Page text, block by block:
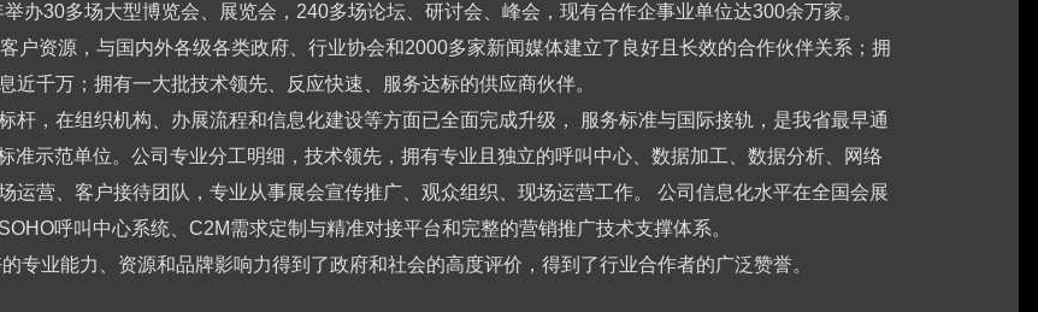
办30多场大型博览会、展览会，240多场论坛、研讨会、峰会，现有合作企事业单位达300余万家。
户资源，与国内外各级各类政府、行业协会和2000多家新闻媒体建立了良好且长效的合作伙伴关系；拥
近千万；拥有一大批技术领先、反应快速、服务达标的供应商伙伴。
杆，在组织机构、办展流程和信息化建设等方面已全面完成升级， 服务标准与国际接轨，是我省最早通
准示范单位。公司专业分工明细，技术领先，拥有专业且独立的呼叫中心、数据加工、数据分析、网络
运营、客户接待团队，专业从事展会宣传推广、观众组织、现场运营工作。 公司信息化水平在全国会展
呼叫中心系统、C2M需求定制与精准对接平台和完整的营销推广技术支撑体系。
专业能力、资源和品牌影响力得到了政府和社会的高度评价，得到了行业合作者的广泛赞誉。